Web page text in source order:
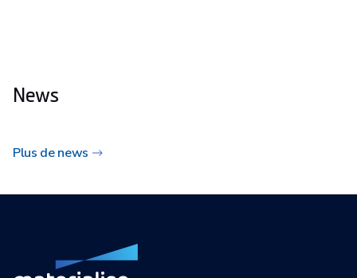
News
Plus de news